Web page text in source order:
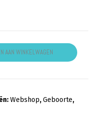
AAN WINKELWAGEN
Webshop,Geboorte,